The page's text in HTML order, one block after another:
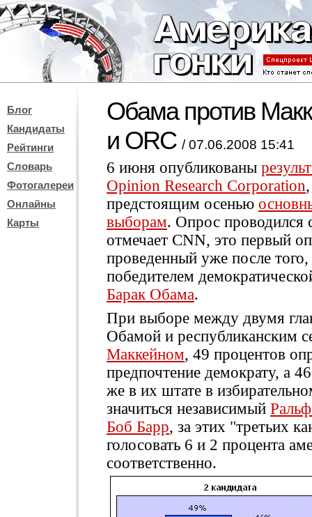
Блог
Кандидаты
Рейтинги
Словарь
Фотогалереи
Онлайны
Карты
Обама против
и ORC / 07.06.2008 15:41
6 июня опубликованы
Opinion Research Corporation
предстоящим осенью
выборам. Опрос проводился
отмечает CNN, это первый
проведенный уже после
победителем
Барак Обама.
При выборе между двумя
Обамой и республиканским
Маккейном, 49 процентов
предпочтение демократу, а
же в их штате в
значиться независимый
Боб Барр, за этих "третьих
голосовать 6 и 2 процента
соответственно.